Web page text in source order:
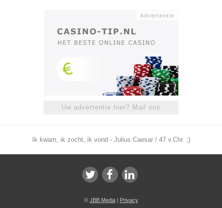
Uw advertentie hier? Mail ons
Ik kwam, ik zocht, ik vond - Julius Caesar / 47 v.Chr. ;)
© JBB Media| Privacy